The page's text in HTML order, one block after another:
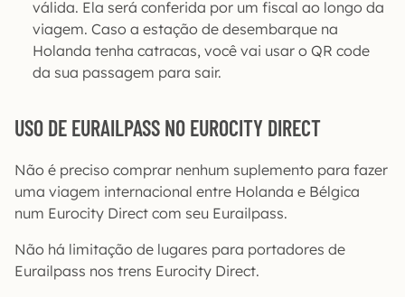
válida. Ela será conferida por um fiscal ao longo da
viagem. Caso a estação de desembarque na
Holanda tenha catracas, você vai usar o QR code
da sua passagem para sair.
USO DE EURAILPASS NO EUROCITY DIRECT
Não é preciso comprar nenhum suplemento para fazer
uma viagem internacional entre Holanda e Bélgica
num Eurocity Direct com seu Eurailpass.
Não há limitação de lugares para portadores de
Eurailpass nos trens Eurocity Direct.